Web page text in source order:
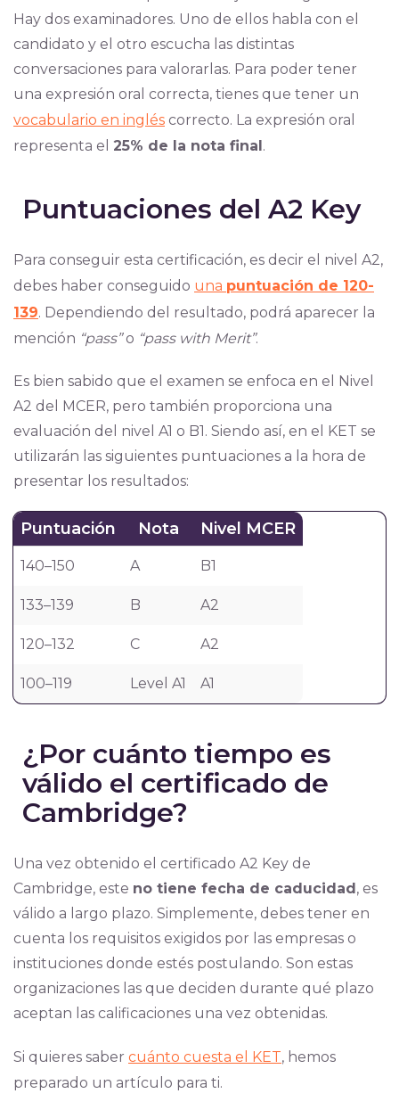
Hay dos examinadores. Uno de ellos habla con el
candidato y el otro escucha las distintas
conversaciones para valorarlas. Para poder tener
una expresión oral correcta, tienes que tener un
vocabulario en inglés correcto. La expresión oral
representa el 25% de la nota final.
Puntuaciones del A2 Key
Para conseguir esta certificación, es decir el nivel A2,
debes haber conseguido una puntuación de 120-
139. Dependiendo del resultado, podrá aparecer la
mención “pass”o “pass with Merit”.
Es bien sabido que el examen se enfoca en el Nivel
A2 del MCER, pero también proporciona una
evaluación del nivel A1 o B1. Siendo así, en el KET se
utilizarán las siguientes puntuaciones a la hora de
presentar los resultados:
Puntuación Nota Nivel MCER
140–150 A B1
133–139 B A2
120–132 C A2
100–119 Level A1 A1
¿Por cuánto tiempo es
válido el certificado de
Cambridge?
Una vez obtenido el certificado A2 Key de
Cambridge, este no tiene fecha de caducidad, es
válido a largo plazo. Simplemente, debes tener en
cuenta los requisitos exigidos por las empresas o
instituciones donde estés postulando. Son estas
organizaciones las que deciden durante qué plazo
aceptan las calificaciones una vez obtenidas.
Si quieres saber cuánto cuesta el KET, hemos
preparado un artículo para ti.